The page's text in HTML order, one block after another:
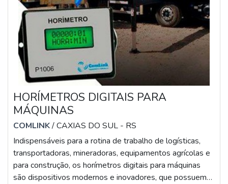
HORÍMETROS DIGITAIS PARA
MÁQUINAS
COMLINK/ CAXIAS DO SUL - RS
Indispensáveis para a rotina de trabalho de logísticas,
transportadoras, mineradoras, equipamentos agrícolas e
para construção, os horímetros digitais para máquinas
são dispositivos modernos e inovadores, que possuem